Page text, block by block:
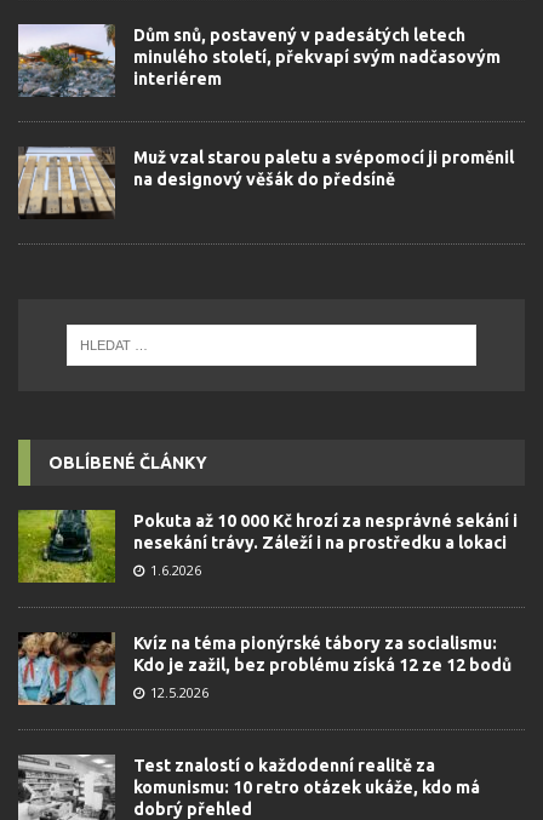
Dům snů, postavený v padesátých letech
minulého století, překvapí svým nadčasovým
interiérem
Muž vzal starou paletu a svépomocí ji proměnil
na designový věšák do předsíně
OBLÍBENÉ ČLÁNKY
Pokuta až 10 000 Kč hrozí za nesprávné sekání i
nesekání trávy. Záleží i na prostředku a lokaci
1.6.2026
Kvíz na téma pionýrské tábory za socialismu:
Kdo je zažil, bez problému získá 12 ze 12 bodů
12.5.2026
Test znalostí o každodenní realitě za
komunismu: 10 retro otázek ukáže, kdo má
dobrý přehled